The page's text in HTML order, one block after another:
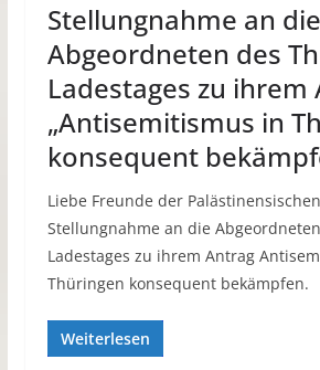
Stellungnahme an die
Abgeordneten des
Ladestages zu ihrem
„Antisemitismus in
konsequent
Liebe Freunde der
Stellungnahme an die
Ladestages zu ihrem Antrag
Thüringen konsequent bekämpfen.
Weiterlesen